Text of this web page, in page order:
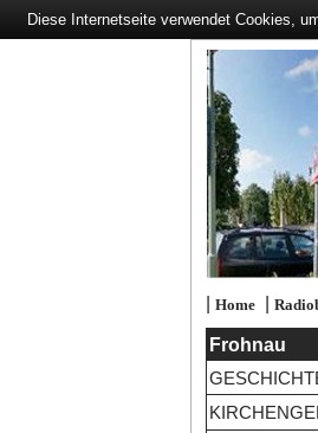
| Home|
Frohnau
Diese Internetseite verwendet Cookies,